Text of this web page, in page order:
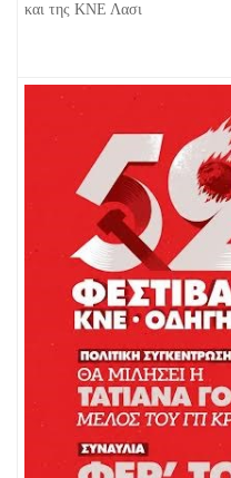
και της ΚΝΕ Λασι